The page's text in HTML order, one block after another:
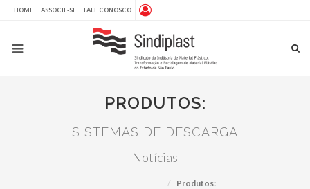
HOME ASSOCIE-SE FALE CONOSCO
PRODUTOS:
SISTEMAS DE DESCARGA
Notícias
Produtos: